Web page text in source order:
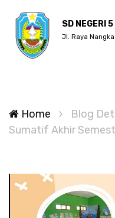
SD NEGERI 5
Jl. Raya
Home
Blog
Sumatif Akhir